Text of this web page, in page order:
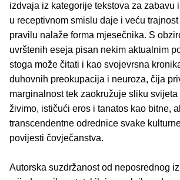
izdvaja iz kategorije tekstova za zabavu
u receptivnom smislu daje i veću
pravilu nalaže forma mjesečnika. S
uvrštenih eseja pisan nekim aktualnim
stoga može čitati i kao svojevrsna
duhovnih preokupacija i neuroza, čija
marginalnost tek zaokružuje sliku
živimo, ističući eros i tanatos kao bitne,
transcendentne odrednice svake
povijesti čovječanstva.
Autorska suzdržanost od neposrednog